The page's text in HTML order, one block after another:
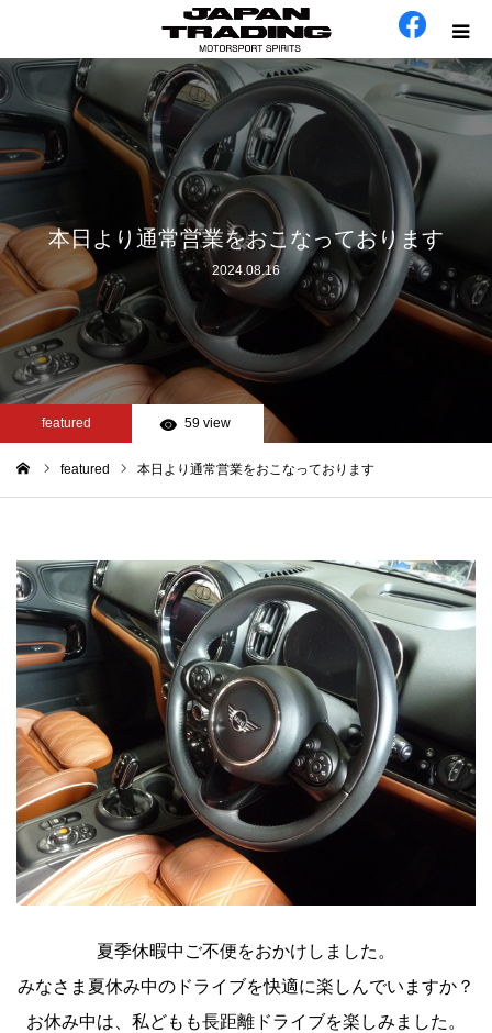
本日より通常営業をおこなっております
2024.08.16
featured 59 view
featured 本日より通常営業をおこなっております
夏季休暇中ご不便をおかけしました。
みなさま夏休み中のドライブを快適に楽しんでいますか？
お休み中は、私どもも長距離ドライブを楽しみました。
ホーム
在庫車
カテゴリー
工場日誌
お問い合わせ